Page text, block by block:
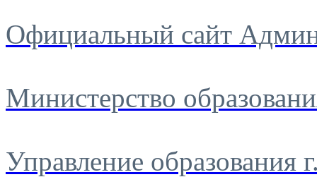
Официальный сайт
Министерство
Управление образования